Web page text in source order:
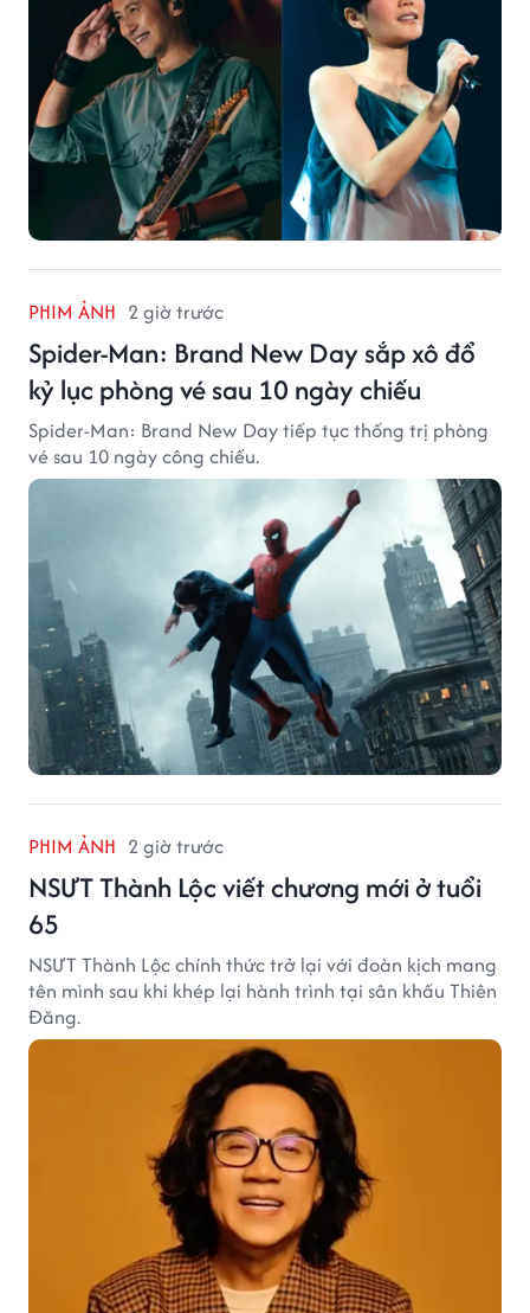
PHIM ẢNH 2 giờ trước
Spider-Man: Brand New Day sắp xô đổ
kỷ lục phòng vé sau 10 ngày chiếu
Spider-Man: Brand New Day tiếp tục thống trị phòng
vé sau 10 ngày công chiếu.
PHIM ẢNH 2 giờ trước
NSƯT Thành Lộc viết chương mới ở tuổi
65
NSƯT Thành Lộc chính thức trở lại với đoàn kịch mang
tên mình sau khi khép lại hành trình tại sân khấu Thiên
Đăng.